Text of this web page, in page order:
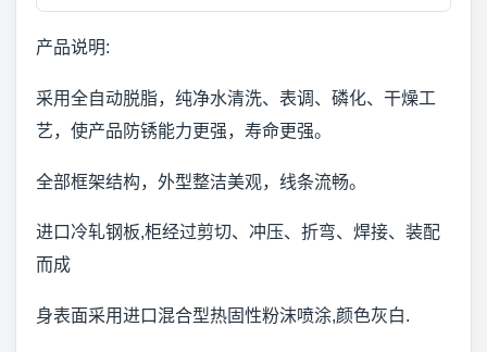
产品说明:
采用全自动脱脂，纯净水清洗、表调、磷化、干燥工
艺，使产品防锈能力更强，寿命更强。
全部框架结构，外型整洁美观，线条流畅。
进口冷轧钢板,柜经过剪切、冲压、折弯、焊接、装配
而成
身表面采用进口混合型热固性粉沫喷涂,颜色灰白.